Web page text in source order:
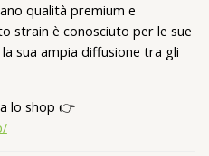
qualità premium e
strain è conosciuto per le sue
sua ampia diffusione tra gli
lo shop 👉